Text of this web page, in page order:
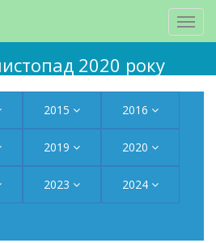
2020 року
2015 2016
2019 2020
2023 2024